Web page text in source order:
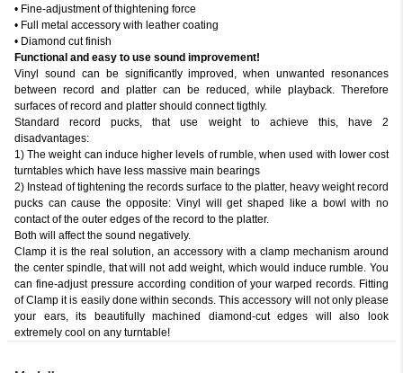
• Fine-adjustment of thightening force
• Full metal accessory with leather coating
• Diamond cut finish
Functional and easy to use sound improvement!
Vinyl sound can be significantly improved, when unwanted resonances
between record and platter can be reduced, while playback. Therefore
surfaces of record and platter should connect tigthly.
Standard record pucks, that use weight to achieve this, have 2
disadvantages:
1) The weight can induce higher levels of rumble, when used with lower cost
turntables which have less massive main bearings
2) Instead of tightening the records surface to the platter, heavy weight record
pucks can cause the opposite: Vinyl will get shaped like a bowl with no
contact of the outer edges of the record to the platter.
Both will affect the sound negatively.
Clamp it is the real solution, an accessory with a clamp mechanism around
the center spindle, that will not add weight, which would induce rumble. You
can fine-adjust pressure according condition of your warped records. Fitting
of Clamp it is easily done within seconds. This accessory will not only please
your ears, its beautifully machined diamond-cut edges will also look
extremely cool on any turntable!